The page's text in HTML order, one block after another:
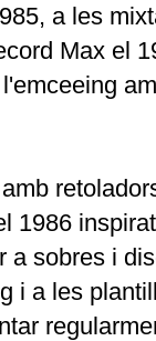
a les
Max el
1986
a sobres i
i a les